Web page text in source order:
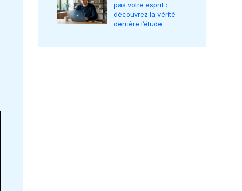
pas votre esprit :
découvrez la vérité
derrière l’étude